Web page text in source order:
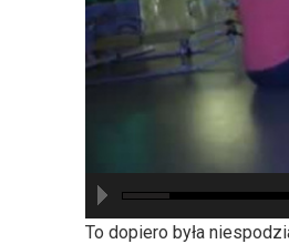
To dopiero była